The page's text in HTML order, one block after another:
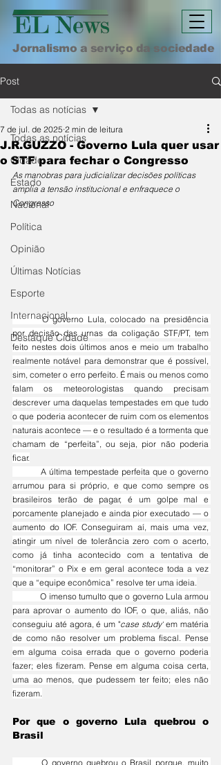
Jornalismo a serviço da sociedade
Post
Todas as notícias
Cidade
Estado
Nacional
Política
Opinião
Últimas Notícias
Esporte
Internacional
Destaque Cidade
Todas as notícias
J.R.GUZZO - Governo Lula quer usar
o STF para fechar o Congresso
7 de jul. de 2025 2 min de leitura
As manobras para judicializar decisões políticas
amplia a tensão institucional e enfraquece o
Congresso
	O governo Lula, colocado na presidência
por decisão das urnas da coligação STF/PT, tem
feito nestes dois últimos anos e meio um trabalho
realmente notável para demonstrar que é possível,
sim, cometer o erro perfeito. É mais ou menos como
falam os meteorologistas quando precisam
descrever uma daquelas tempestades em que tudo
o que poderia acontecer de ruim com os elementos
naturais acontece — e o resultado é a tormenta que
chamam de “perfeita”, ou seja, pior não poderia
ficar.
arrumou para si próprio, e que como sempre os
brasileiros terão de pagar, é um golpe mal e
porcamente planejado e ainda pior executado — o
aumento do IOF. Conseguiram aí, mais uma vez,
atingir um nível de tolerância zero com o acerto,
como já tinha acontecido com a tentativa de
“monitorar” o Pix e em geral acontece toda a vez
que a “equipe econômica” resolve ter uma ideia.
	O imenso tumulto que o governo Lula armou
para aprovar o aumento do IOF, o que, aliás, não
conseguiu até agora, é um "case study" em matéria
de como não resolver um problema fiscal. Pense
em alguma coisa errada que o governo poderia
fazer; eles fizeram. Pense em alguma coisa certa,
uma ao menos, que pudessem ter feito; eles não
fizeram.
Por que o governo Lula quebrou o
Brasil
	O governo quebrou o Brasil porque, muito